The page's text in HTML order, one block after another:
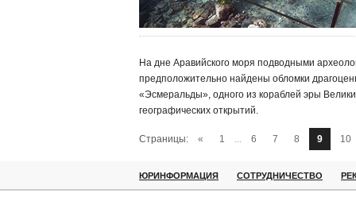
На дне Аравийского моря подводными
предположительно найдены обломки
«Эсмеральды», одного из кораблей эры
географических открытий.
Страницы: « 1 ... 6 7 8 9 10
ЮРИНФОРМАЦИЯ СОТРУДНИЧЕСТВО